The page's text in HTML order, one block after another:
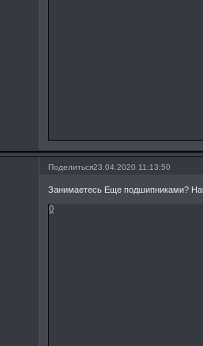
Поделиться23.04.2020 11:13:50
Занимаетесь Еще подшипниками?
0